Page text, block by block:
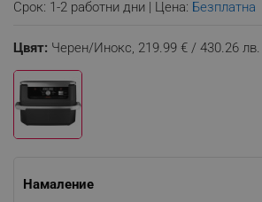
Срок: 1-2 работни дни | Цена: Безплатна
Цвят: Черен/Инокс, 219.99 € / 430.26 лв.
Намаление